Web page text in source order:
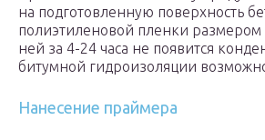
на подготовленную поверхность
полиэтиленовой пленки размером
ней за 4-24 часа не появится
битумной гидроизоляции
Нанесение праймера